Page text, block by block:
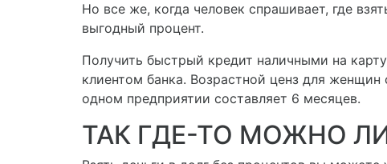
Но все же, когда человек спрашивает, где
выгодный процент.
Получить быстрый кредит наличными на
клиентом банка. Возрастной ценз для
одном предприятии составляет 6 месяцев.
ТАК ГДЕ-ТО МОЖНО